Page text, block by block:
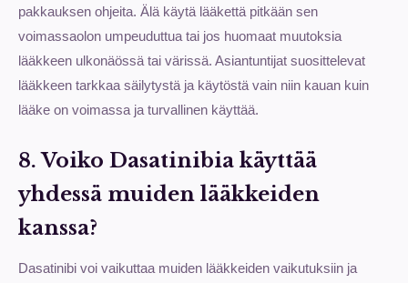
pakkauksen ohjeita. Älä käytä lääkettä pitkään sen
voimassaolon umpeuduttua tai jos huomaat muutoksia
lääkkeen ulkonäössä tai värissä. Asiantuntijat suosittelevat
lääkkeen tarkkaa säilytystä ja käytöstä vain niin kauan kuin
lääke on voimassa ja turvallinen käyttää.
8. Voiko Dasatinibia käyttää
yhdessä muiden lääkkeiden
kanssa?
Dasatinibi voi vaikuttaa muiden lääkkeiden vaikutuksiin ja